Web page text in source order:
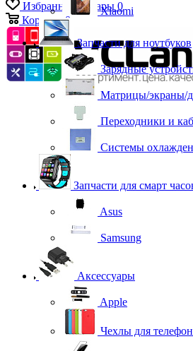
Избранные товары 0
Корзина 0
Xiaomi
Запчасти для ноутбуков
Зарядные
Матрицы/экраны/
Переходники и
Системы
Запчасти для смарт
Asus
Samsung
Аксессуары
Apple
Чехлы для